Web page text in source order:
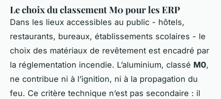
Le choix du classement M0 pour les ERP
Dans les lieux accessibles au public - hôtels,
restaurants, bureaux, établissements scolaires - le
choix des matériaux de revêtement est encadré par
la réglementation incendie. L’aluminium, classé M0,
ne contribue ni à l’ignition, ni à la propagation du
feu. Ce critère technique n’est pas secondaire : il